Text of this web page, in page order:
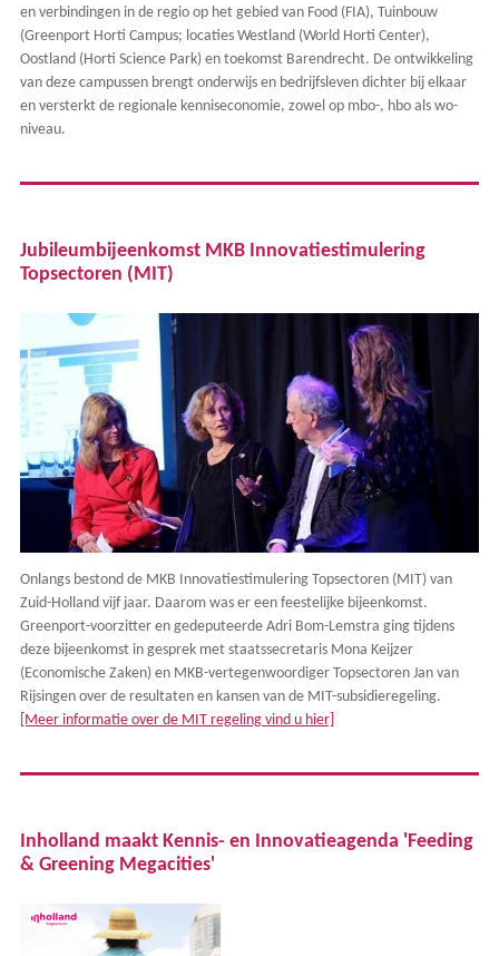
en verbindingen in de regio op het gebied van Food (FIA), Tuinbouw
(Greenport Horti Campus; locaties Westland (World Horti Center),
Oostland (Horti Science Park) en toekomst Barendrecht. De ontwikkeling
van deze campussen brengt onderwijs en bedrijfsleven dichter bij elkaar
en versterkt de regionale kenniseconomie, zowel op mbo-, hbo als wo-
niveau.
Jubileumbijeenkomst MKB Innovatiestimulering
Topsectoren (MIT)
Onlangs bestond de MKB Innovatiestimulering Topsectoren (MIT) van
Zuid-Holland vijf jaar. Daarom was er een feestelijke bijeenkomst.
Greenport-voorzitter en gedeputeerde Adri Bom-Lemstra ging tijdens
deze bijeenkomst in gesprek met staatssecretaris Mona Keijzer
(Economische Zaken) en MKB-vertegenwoordiger Topsectoren Jan van
Rijsingen over de resultaten en kansen van de MIT-subsidieregeling.
[Meer informatie over de MIT regeling vind u hier]
Inholland maakt Kennis- en Innovatieagenda 'Feeding
& Greening Megacities'